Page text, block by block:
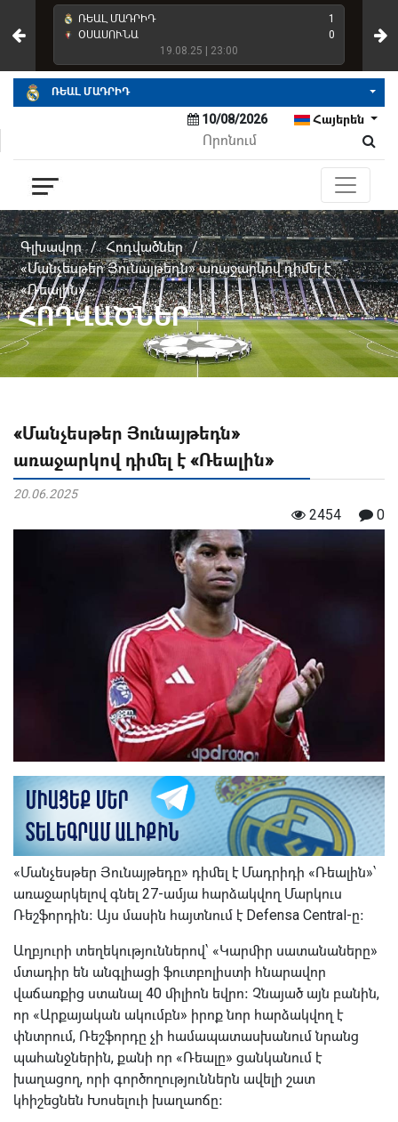
ՌԵԱԼ ՄԱԴՐԻԴ
1
ՕՍԱՍՈՒՆԱ
0
19.08.25 | 23:00
ՌԵԱԼ ՄԱԴՐԻԴ
Հայերեն
10/08/2026
Գլխավոր / Հոդվածներ /
«Մանչեսթեր Յունայթեդն» առաջարկով դիմել է
«Ռեալին»
ՀՈԴՎԱԾՆԵՐ
«Մանչեսթեր Յունայթեդն»
առաջարկով դիմել է «Ռեալին»
20.06.2025
2454 0
«Մանչեսթեր Յունայթեդը» դիմել է Մադրիդի «Ռեալին»՝
առաջարկելով գնել 27-ամյա հարձակվող Մարկուս
Ռեշֆորդին։ Այս մասին հայտնում է Defensa Central-ը։
Աղբյուրի տեղեկություններով՝ «Կարմիր սատանաները»
մտադիր են անգլիացի ֆուտբոլիստի հնարավոր
վաճառքից ստանալ 40 միլիոն եվրո։ Չնայած այն բանին,
որ «Արքայական ակումբն» իրոք նոր հարձակվող է
փնտրում, Ռեշֆորդը չի համապատասխանում նրանց
պահանջներին, քանի որ «Ռեալը» ցանկանում է
խաղացող, որի գործողություններն ավելի շատ
կհիշեցնեն Խոսելուի խաղաոճը։